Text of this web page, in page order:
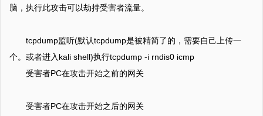
脑，执行此攻击可以劫持受害者流量。
tcpdump监听(默认tcpdump是被精简了的，需要自己上传一
个。或者进入kali shell)执行tcpdump -i rndis0 icmp
受害者PC在攻击开始之前的网关
受害者PC在攻击开始之后的网关